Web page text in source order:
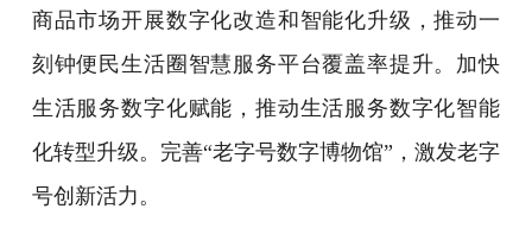
商品市场开展数字化改造和智能化升级，推动一
刻钟便民生活圈智慧服务平台覆盖率提升。加快
生活服务数字化赋能，推动生活服务数字化智能
化转型升级。完善“老字号数字博物馆”，激发老字
号创新活力。